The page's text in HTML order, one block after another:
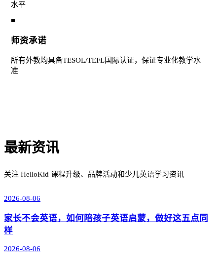
水平
■
师资承诺
所有外教均具备TESOL/TEFL国际认证，保证专业化教学水
准
最新资讯
关注 HelloKid 课程升级、品牌活动和少儿英语学习资讯
2026-08-06
家长不会英语，如何陪孩子英语启蒙，做好这五点同
样
2026-08-06